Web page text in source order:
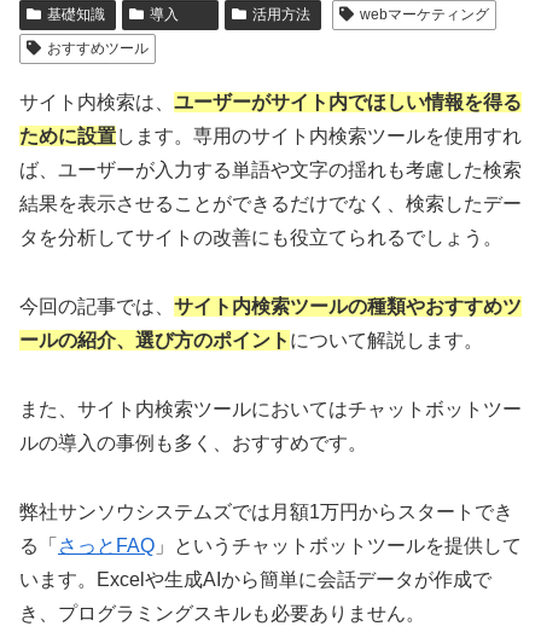
基礎知識 導入 活用方法
webマーケティング
おすすめツール
サイト内検索は、 ユーザーがサイト内でほしい情報を得る
ために設置します。専用のサイト内検索ツールを使用すれ
ば、ユーザーが入力する単語や文字の揺れも考慮した検索
結果を表示させることができるだけでなく、検索したデー
タを分析してサイトの改善にも役立てられるでしょう。
今回の記事では、 サイト内検索ツールの種類やおすすめツ
ールの紹介、選び方のポイント について解説します。
また、サイト内検索ツールにおいてはチャットボットツー
ルの導入の事例も多く、おすすめです。
弊社サンソウシステムズでは月額1万円からスタートでき
る「 さっとFAQ 」というチャットボットツールを提供して
います。Excelや生成AIから簡単に会話データが作成で
き、プログラミングスキルも必要ありません。